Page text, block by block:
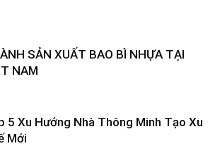
SẢN XUẤT BAO BÌ NHỰA TẠI
NAM
5 Xu Hướng Nhà Thông Minh Tạo Xu
Mới